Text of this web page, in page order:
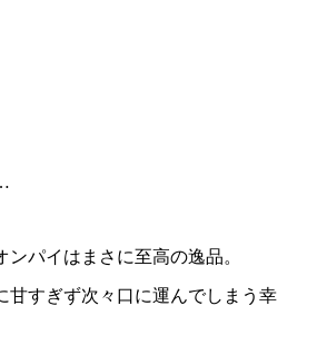
パイはまさに至高の逸品。
甘すぎず次々口に運んでしまう幸